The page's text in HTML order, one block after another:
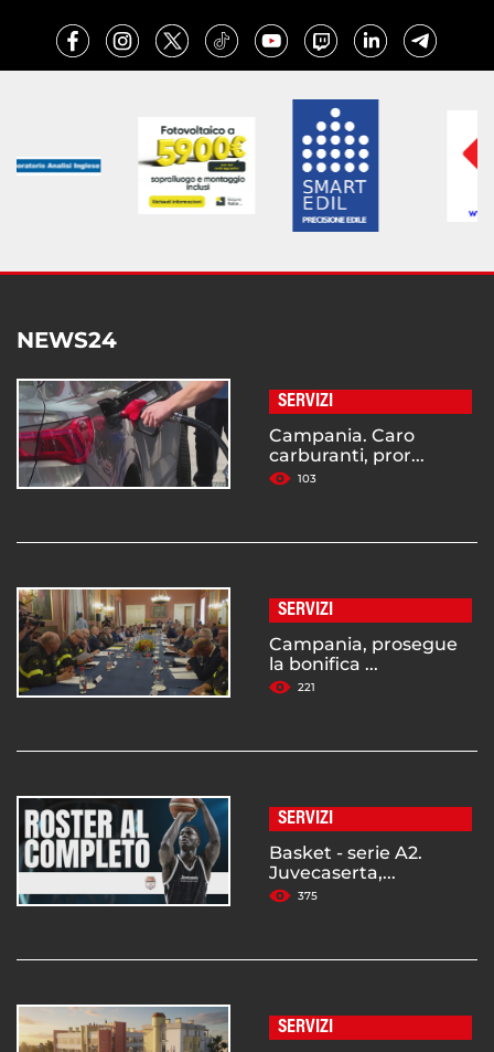
NEWS24
SERVIZI
Campania. Caro
carburanti, pror...
103
SERVIZI
Campania, prosegue
la bonifica ...
221
SERVIZI
Basket - serie A2.
Juvecaserta,...
375
SERVIZI